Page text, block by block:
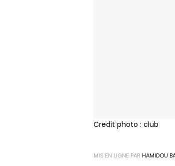
Credit photo : club
MIS EN LIGNE PAR HAMIDOU